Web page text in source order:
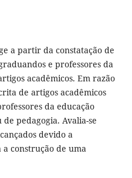
a partir da constatação de
e professores da
acadêmicos. Em razão
de artigos acadêmicos
da educação
pedagogia. Avalia-se
devido a
construção de uma